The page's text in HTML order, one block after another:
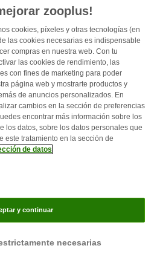
de entrega
Formas de pago
de datos
zooplus!
cookies, píxeles y otras tecnologías (en
las cookies necesarias es indispensable
compras en nuestra web. Con tu
las cookies de rendimiento, las
con fines de marketing para poder
página web y mostrarte productos y
de anuncios personalizados. En
cambios en la sección de preferencias
encontrar más información sobre los
los datos, sobre los datos personales que
este tratamiento en la sección de
de datos
necesarias
y continuar